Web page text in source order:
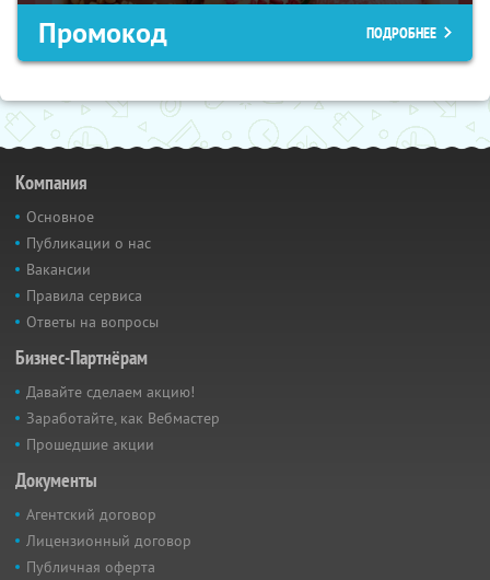
Промокод ПОДРОБНЕЕ
Компания
Основное
Публикации о нас
Вакансии
Правила сервиса
Ответы на вопросы
Бизнес-Партнёрам
Давайте сделаем акцию!
Заработайте, как Вебмастер
Прошедшие акции
Документы
Агентский договор
Лицензионный договор
Публичная оферта